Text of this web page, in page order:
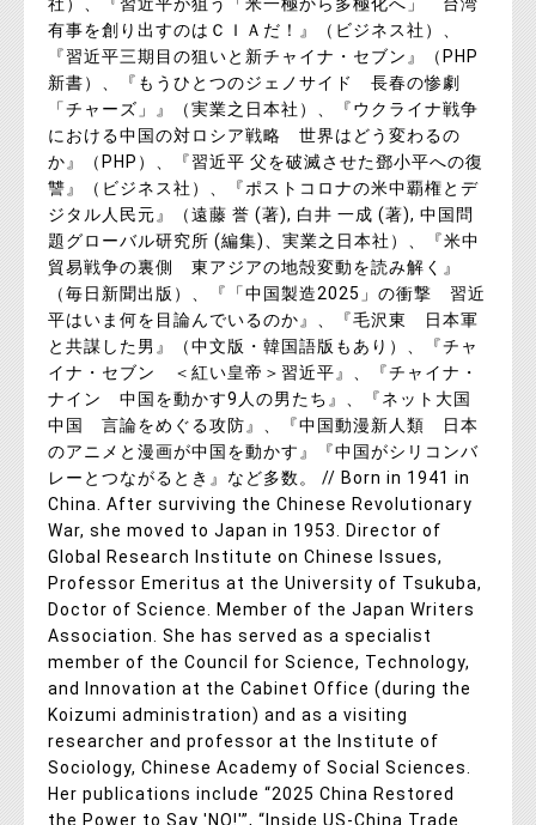
有事を創り出すのはＣＩＡだ！』（ビジネス社）、
『習近平三期目の狙いと新チャイナ・セブン』（PHP
新書）、『もうひとつのジェノサイド 長春の惨劇
「チャーズ」』（実業之日本社）、『ウクライナ戦争
における中国の対ロシア戦略 世界はどう変わるの
か』（PHP）、『習近平 父を破滅させた鄧小平への復
讐』（ビジネス社）、『ポストコロナの米中覇権とデ
ジタル人民元』（遠藤 誉 (著), 白井 一成 (著), 中国問
題グローバル研究所 (編集)、実業之日本社）、『米中
貿易戦争の裏側 東アジアの地殻変動を読み解く』
（毎日新聞出版）、『「中国製造2025」の衝撃 習近
平はいま何を目論んでいるのか』、『毛沢東 日本軍
と共謀した男』（中文版・韓国語版もあり）、『チャ
イナ・セブン ＜紅い皇帝＞習近平』、『チャイナ・
ナイン 中国を動かす9人の男たち』、『ネット大国
中国 言論をめぐる攻防』、『中国動漫新人類 日本
のアニメと漫画が中国を動かす』『中国がシリコンバ
レーとつながるとき』など多数。 // Born in 1941 in
China. After surviving the Chinese Revolutionary
War, she moved to Japan in 1953. Director of
Global Research Institute on Chinese Issues,
Professor Emeritus at the University of Tsukuba,
Doctor of Science. Member of the Japan Writers
Association. She has served as a specialist
member of the Council for Science, Technology,
and Innovation at the Cabinet Office (during the
Koizumi administration) and as a visiting
researcher and professor at the Institute of
Sociology, Chinese Academy of Social Sciences.
Her publications include “2025 China Restored
the Power to Say 'NO!'”, “Inside US-China Trade